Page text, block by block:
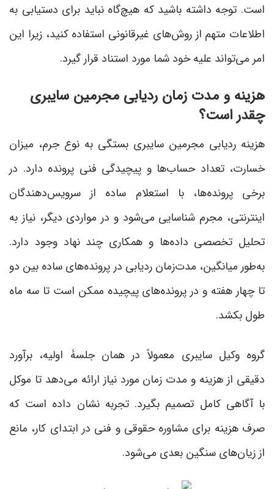
است. توجه داشته باشید که هیچ‌گاه نباید برای دستیابی به
اطلاعات متهم از روش‌های غیرقانونی استفاده کنید، زیرا این
امر می‌تواند علیه خود شما مورد استناد قرار گیرد.
هزینه و مدت زمان ردیابی مجرمین سایبری
چقدر است؟
هزینه ردیابی مجرمین سایبری بستگی به نوع جرم، میزان
خسارت، تعداد حساب‌ها و پیچیدگی فنی پرونده دارد. در
برخی پرونده‌ها، با استعلام ساده از سرویس‌دهندگان
اینترنتی، مجرم شناسایی می‌شود و در مواردی دیگر، نیاز به
تحلیل تخصصی داده‌ها و همکاری چند نهاد وجود دارد.
به‌طور میانگین، مدت‌زمان ردیابی در پرونده‌های ساده بین دو
تا چهار هفته و در پرونده‌های پیچیده ممکن است تا سه ماه
طول بکشد.
گروه وکیل سایبری معمولاً در همان جلسۀ اولیه، برآورد
دقیقی از هزینه و مدت زمان مورد نیاز ارائه می‌دهد تا موکل
با آگاهی کامل تصمیم بگیرد. تجربه نشان داده است که
صرف هزینه برای مشاوره حقوقی و فنی در ابتدای کار، مانع
از زیان‌های سنگین بعدی می‌شود.